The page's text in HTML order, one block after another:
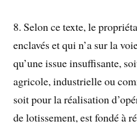
8. Selon ce texte, le
enclavés et qui n’a sur la
qu’une issue insuffisante,
agricole, industrielle ou
soit pour la réalisation
de lotissement, est fondé à